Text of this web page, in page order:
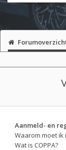
Aanmeld- en
Waarom moet
Wat is COPPA?